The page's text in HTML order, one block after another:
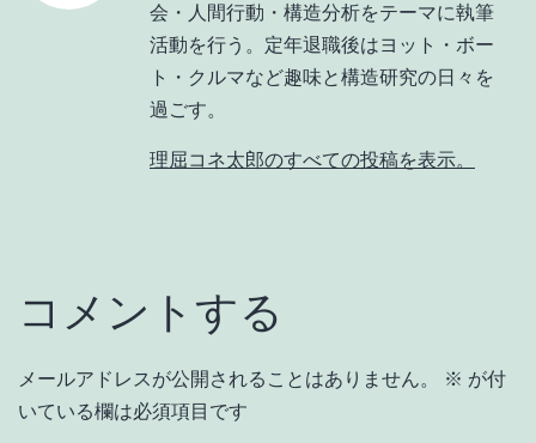
会・人間行動・構造分析をテーマに執筆
活動を行う。定年退職後はヨット・ボー
ト・クルマなど趣味と構造研究の日々を
過ごす。
理屈コネ太郎のすべての投稿を表示。
コメントする
メールアドレスが公開されることはありません。 ※ が付
いている欄は必須項目です